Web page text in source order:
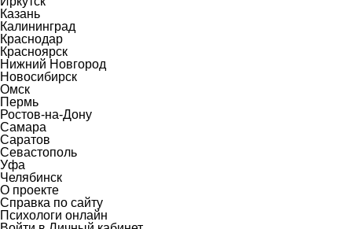
Казань
Калининград
Краснодар
Красноярск
Нижний Новгород
Новосибирск
Омск
Пермь
Ростов-на-Дону
Самара
Саратов
Севастополь
Уфа
Челябинск
О проекте
Справка по сайту
Психологи онлайн